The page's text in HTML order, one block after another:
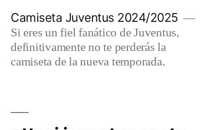
contenido
Camiseta Juventus 2024/2025
Si eres un fiel fanático de Juventus,
definitivamente no te perderás la
camiseta de la nueva temporada.